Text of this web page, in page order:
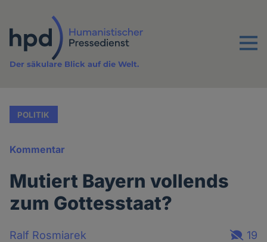
Inhalt
Menu
Der säkulare Blick auf die Welt.
POLITIK
Kommentar
Mutiert Bayern vollends
zum Gottesstaat?
Ralf Rosmiarek
19